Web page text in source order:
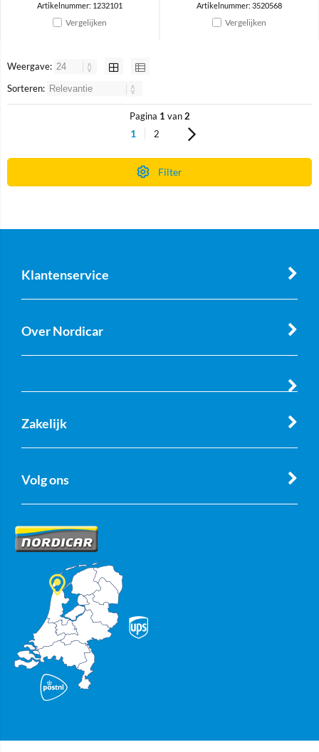
Artikelnummer: 1232101
Vergelijken
Artikelnummer: 3520568
Vergelijken
Weergave:
Sorteren:
Pagina 1 van2
1 2
Filter
Klantenservice
Over Nordicar
Zakelijk
Volg ons